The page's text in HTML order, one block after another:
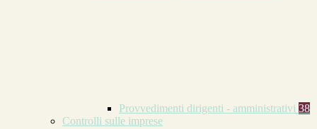
Provvedimenti dirigenti - amministrativi 38
Controlli sulle imprese